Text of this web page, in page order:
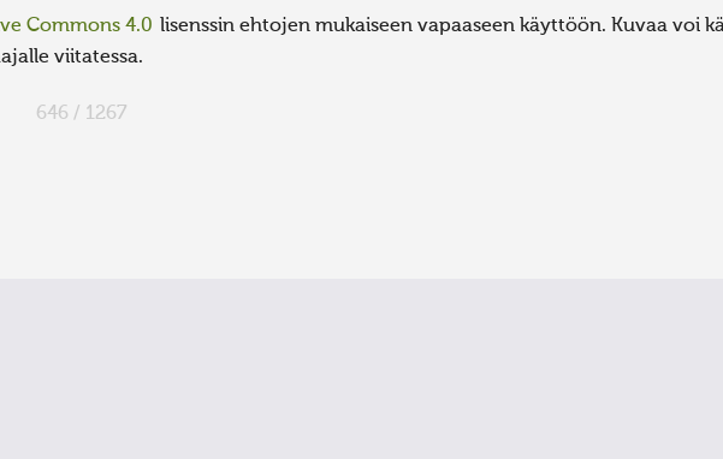
Commons 4.0 lisenssin ehtojen mukaiseen vapaaseen käyttöön. Kuvaa voi
viitatessa.
646 / 1267